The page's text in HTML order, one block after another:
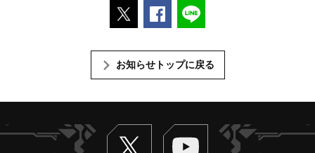
ポストするFacebookでシェアする
お知らせトップに戻る
Twitter ヴァンガードch